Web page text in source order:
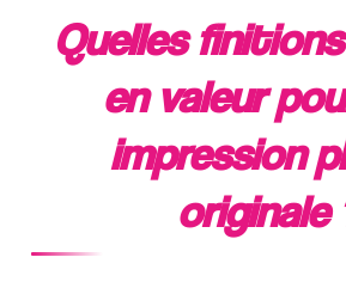
Quelles
en valeur
impression
originale